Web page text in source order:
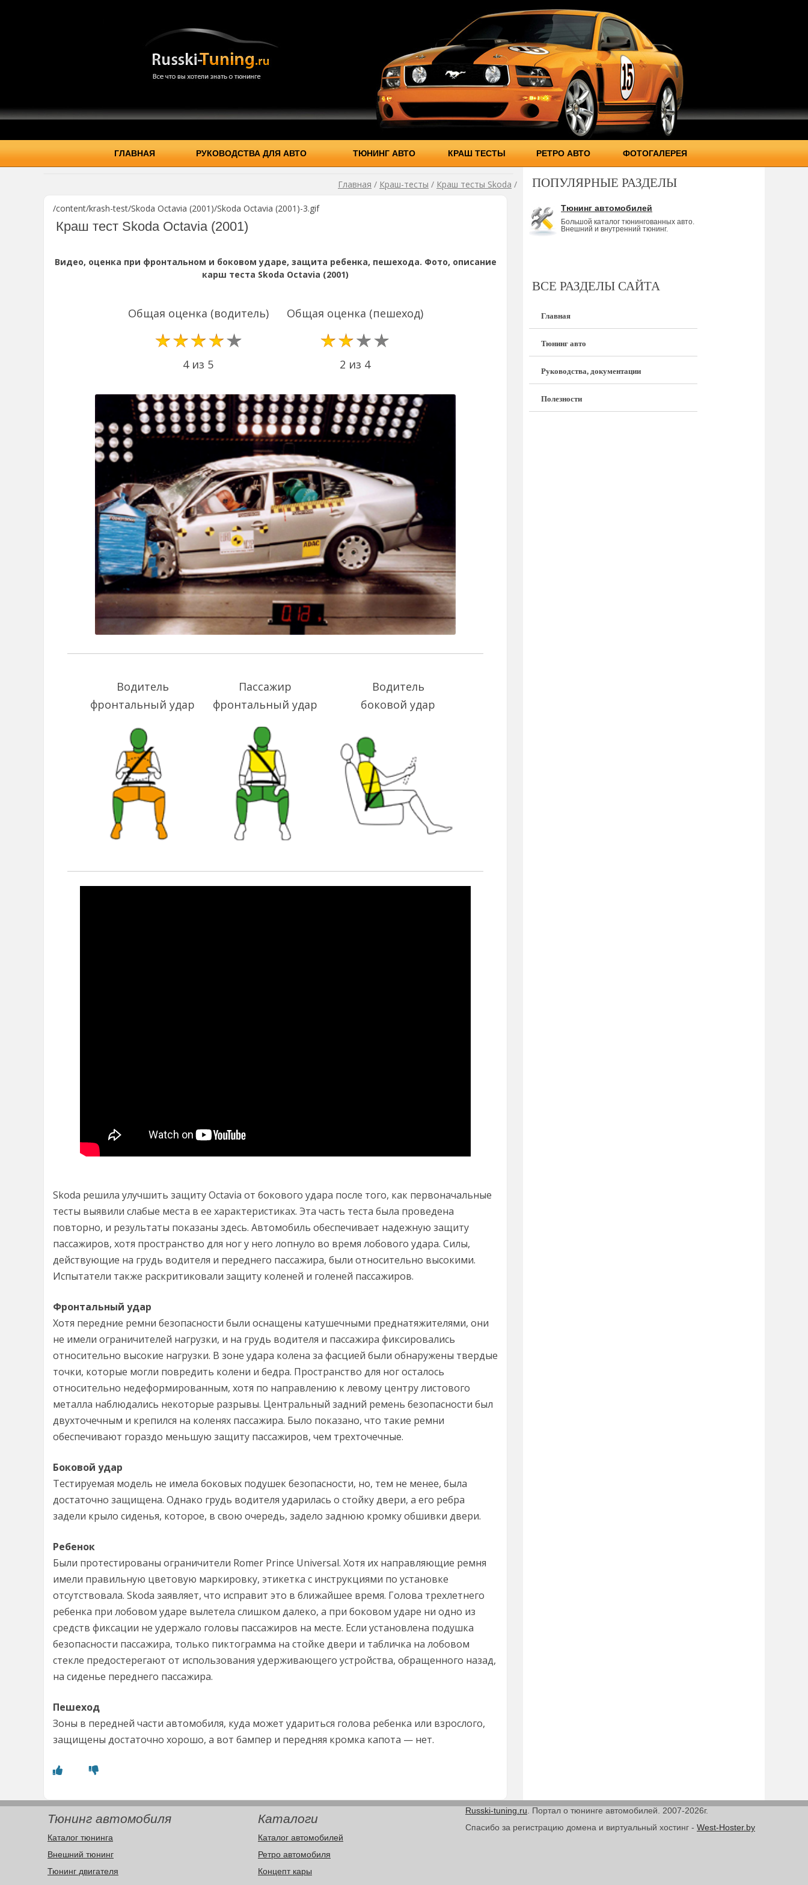
ГЛАВНАЯ РУКОВОДСТВА ДЛЯ АВТО ТЮНИНГ АВТО КРАШ ТЕСТЫ РЕТРО АВТО ФОТОГАЛЕРЕЯ
Главная / Краш-тесты / Краш тесты Skoda /
/content/krash-test/Skoda Octavia (2001)/Skoda Octavia (2001)-3.gif
Краш тест Skoda Octavia (2001)
Видео, оценка при фронтальном и боковом ударе, защита ребенка, пешехода. Фото, описание
карш теста Skoda Octavia (2001)
Общая оценка (водитель)
4 из 5
Общая оценка (пешеход)
2 из 4
Водитель
фронтальный удар
Пассажир
фронтальный удар
Водитель
боковой удар
Skoda решила улучшить защиту Octavia от бокового удара после того, как первоначальные
тесты выявили слабые места в ее характеристиках. Эта часть теста была проведена
повторно, и результаты показаны здесь. Автомобиль обеспечивает надежную защиту
пассажиров, хотя пространство для ног у него лопнуло во время лобового удара. Силы,
действующие на грудь водителя и переднего пассажира, были относительно высокими.
Испытатели также раскритиковали защиту коленей и голеней пассажиров.
Фронтальный удар
Хотя передние ремни безопасности были оснащены катушечными преднатяжителями, они
не имели ограничителей нагрузки, и на грудь водителя и пассажира фиксировались
относительно высокие нагрузки. В зоне удара колена за фасцией были обнаружены твердые
точки, которые могли повредить колени и бедра. Пространство для ног осталось
относительно недеформированным, хотя по направлению к левому центру листового
металла наблюдались некоторые разрывы. Центральный задний ремень безопасности был
двухточечным и крепился на коленях пассажира. Было показано, что такие ремни
обеспечивают гораздо меньшую защиту пассажиров, чем трехточечные.
Боковой удар
Тестируемая модель не имела боковых подушек безопасности, но, тем не менее, была
достаточно защищена. Однако грудь водителя ударилась о стойку двери, а его ребра
задели крыло сиденья, которое, в свою очередь, задело заднюю кромку обшивки двери.
Ребенок
Были протестированы ограничители Romer Prince Universal. Хотя их направляющие ремня
имели правильную цветовую маркировку, этикетка с инструкциями по установке
отсутствовала. Skoda заявляет, что исправит это в ближайшее время. Голова трехлетнего
ребенка при лобовом ударе вылетела слишком далеко, а при боковом ударе ни одно из
средств фиксации не удержало головы пассажиров на месте. Если установлена подушка
безопасности пассажира, только пиктограмма на стойке двери и табличка на лобовом
стекле предостерегают от использования удерживающего устройства, обращенного назад,
на сиденье переднего пассажира.
Пешеход
Зоны в передней части автомобиля, куда может удариться голова ребенка или взрослого,
защищены достаточно хорошо, а вот бампер и передняя кромка капота — нет.
ПОПУЛЯРНЫЕ РАЗДЕЛЫ
Тюнинг автомобилей
Большой каталог тюнингованных авто.
Внешний и внутренний тюнинг.
ВСЕ РАЗДЕЛЫ САЙТА
Главная
Тюнинг авто
Руководства, документации
Полезности
Тюнинг автомобиля
Каталог тюнинга
Внешний тюнинг
Тюнинг двигателя
Каталоги
Каталог автомобилей
Ретро автомобиля
Концепт кары
Russki-tuning.ru . Портал о тюнинге автомобилей. 2007-2026г.
Спасибо за регистрацию домена и виртуальный хостинг - West-Hoster.by